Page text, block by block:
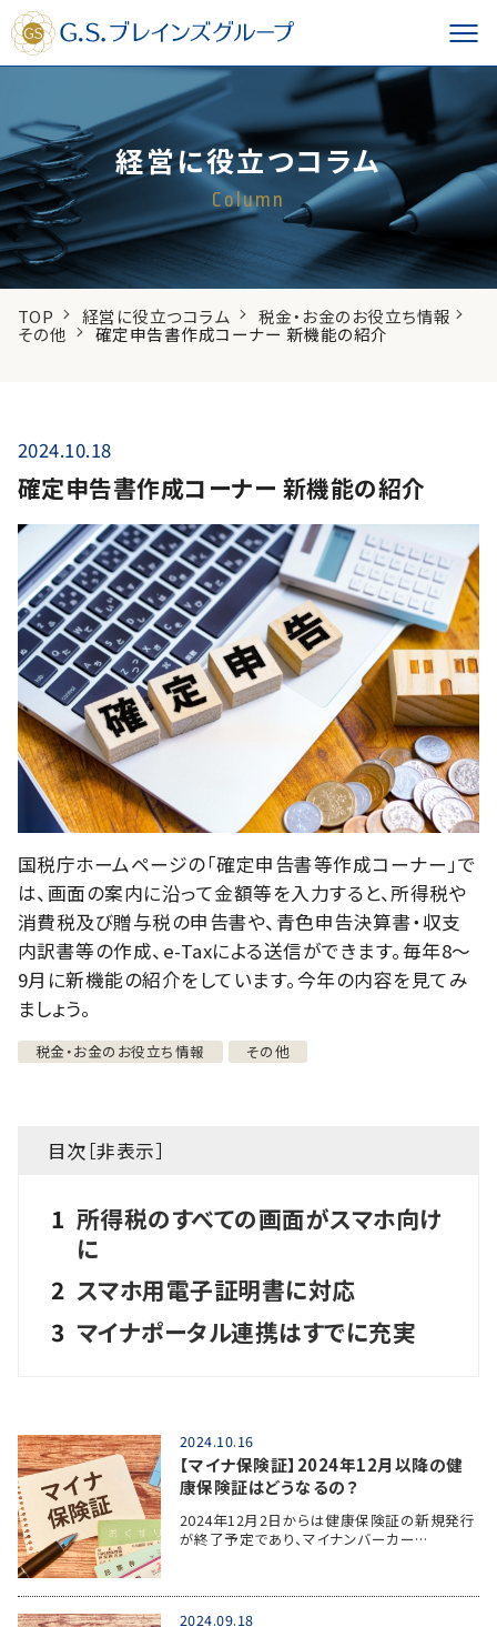
経営に役立つコラム
Column
TOP 経営に役立つコラム 税金・お金のお役立ち情報
その他 確定申告書作成コーナー 新機能の紹介
2024.10.18
確定申告書作成コーナー 新機能の紹介
国税庁ホームページの「確定申告書等作成コーナー」で
は、画面の案内に沿って金額等を入力すると、所得税や
消費税及び贈与税の申告書や、青色申告決算書・収支
内訳書等の作成、e-Taxによる送信ができます。毎年8～
9月に新機能の紹介をしています。今年の内容を見てみ
ましょう。
税金・お金のお役立ち情報 その他
目次［非表示］
1 所得税のすべての画面がスマホ向け
に
2 スマホ用電子証明書に対応
3 マイナポータル連携はすでに充実
2024.10.16
【マイナ保険証】2024年12月以降の健
康保険証はどうなるの？
2024年12月2日からは健康保険証の新規発行
が終了予定であり、マイナンバーカー…
2024.09.18